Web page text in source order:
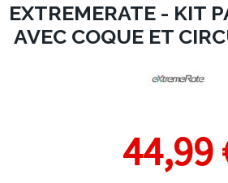
EXTREMERATE - KIT
AVEC COQUE ET
44,99